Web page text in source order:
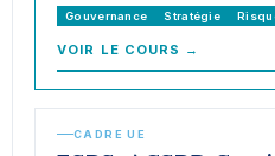
Gouvernance Stratégie
VOIR LE COURS →
CADRE UE